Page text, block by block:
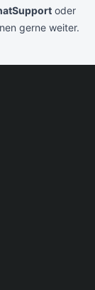
oder
gerne weiter.